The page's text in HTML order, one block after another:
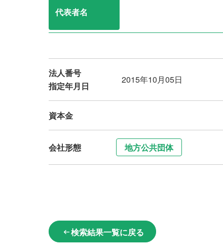
代表者名
法人番号
指定年月日
2015年10月05日
資本金
会社形態 地方公共団体
arrow_left_alt検索結果一覧に戻る